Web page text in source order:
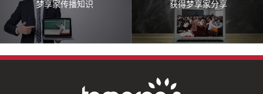
梦享家传播知识 获得梦享家分享